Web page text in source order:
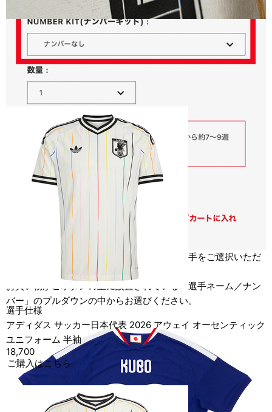
各ユニフォームの商品ページで、ご希望の選手をご選択いただ
お買い物かごボタンの上に設置されている「選手ネーム／ナン
バー」のプルダウンの中からお選びください。
選手仕様
アディダス サッカー日本代表 2026 アウェイ オーセンティック
ユニフォーム 半袖
18,700
ご購入はこちら